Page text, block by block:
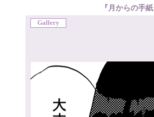
『月からの手
Gallery